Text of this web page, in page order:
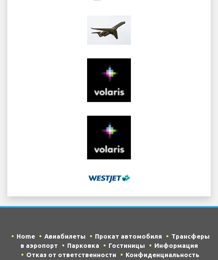
Home Авиабилеты Прокат автомобиля
Трансферы
в аэропорт
Парковка Гостиницы
Информация
Отказ от ответственности
Конфиденциальность